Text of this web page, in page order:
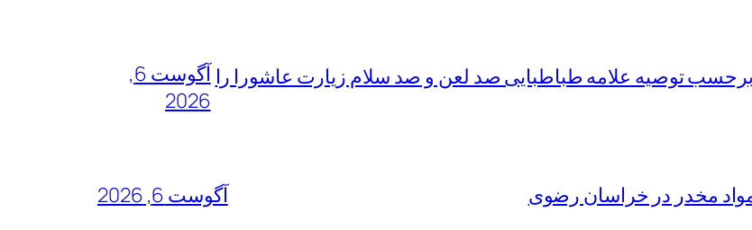
توصیه علامه طباطبایی صد لعن و صد سلام زیارت عاشورا را
آگوست 6,
2026
آگوست 6, 2026